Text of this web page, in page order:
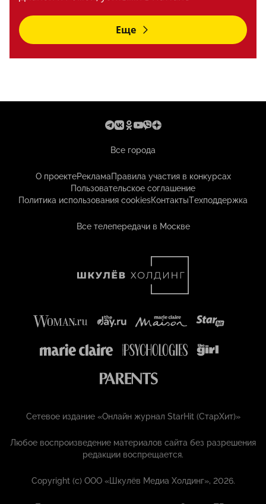
Еще
Все города
О проектеРекламаПравила участия в конкурсах
Пользовательское соглашение
Политика использования cookiesКонтактыТехподдержка
Все телепередачи в Москве
Сетевое издание «Онлайн журнал StarHit (СтарХит)»
Любое воспроизведение материалов сайта без разрешения
редакции воспрещается.
Copyright (с) ООО «Шкулёв Медиа Холдинг», 2026.